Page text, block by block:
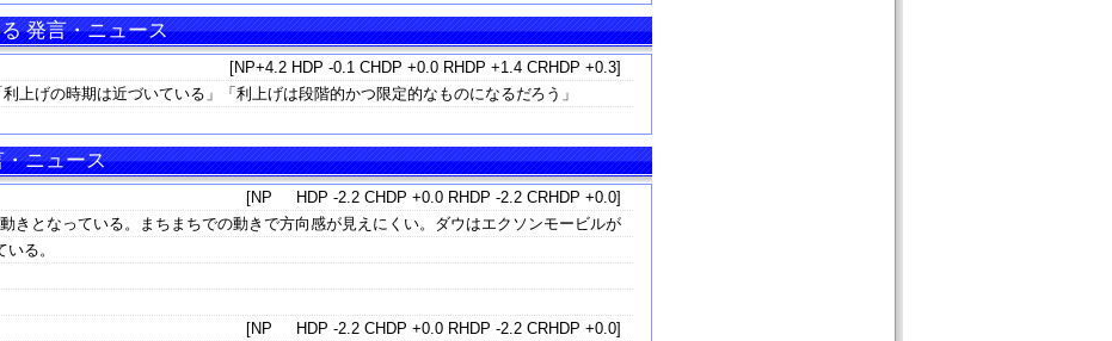
発言・ニュース
[NP+4.2 HDP -0.1 CHDP +0.0 RHDP +1.4 CRHDP +0.3]
上げの時期は近づいている」「利上げは段階的かつ限定的なものになるだろう」
・ニュース
[NP HDP -2.2 CHDP +0.0 RHDP -2.2 CRHDP +0.0]
きとなっている。まちまちでの動きで方向感が見えにくい。ダウはエクソンモービルが
る。
[NP HDP -2.2 CHDP +0.0 RHDP -2.2 CRHDP +0.0]